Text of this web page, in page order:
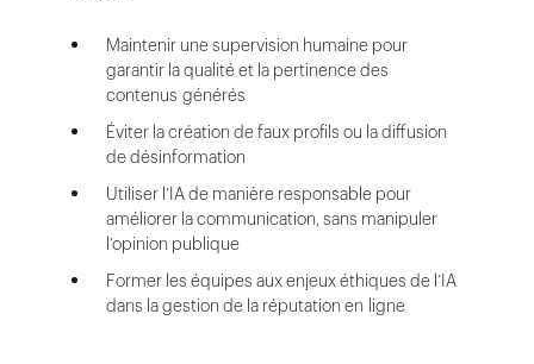
Maintenir une supervision humaine pour
garantir la qualité et la pertinence des
contenus générés
Éviter la création de faux profils ou la diffusion
de désinformation
Utiliser l’IA de manière responsable pour
améliorer la communication, sans manipuler
l’opinion publique
Former les équipes aux enjeux éthiques de l’IA
dans la gestion de la réputation en ligne